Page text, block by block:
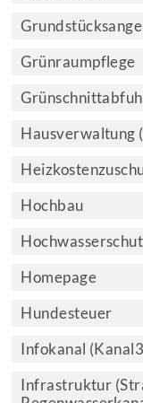
Grünraumpflege
Hausverwaltung
Hochbau
Homepage
Hundesteuer
Infokanal
Infrastruktur